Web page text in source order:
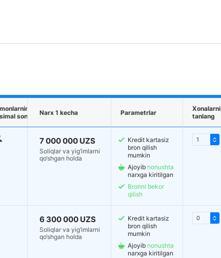
soni
Narx 1 kecha Parametrlar
Xonalarni
tanlang
7 000 000 UZS
Soliqlar va yig‘imlarni
qo‘shgan holda
6 300 000 UZS
Soliqlar va yig‘imlarni
qo‘shgan holda
Kredit kartasiz
bron qilish
mumkin
Ajoyib nonushta
narxga kiritilgan
Bronni bekor
qilish
Kredit kartasiz
bron qilish
mumkin
Ajoyib nonushta
narxga kiritilgan